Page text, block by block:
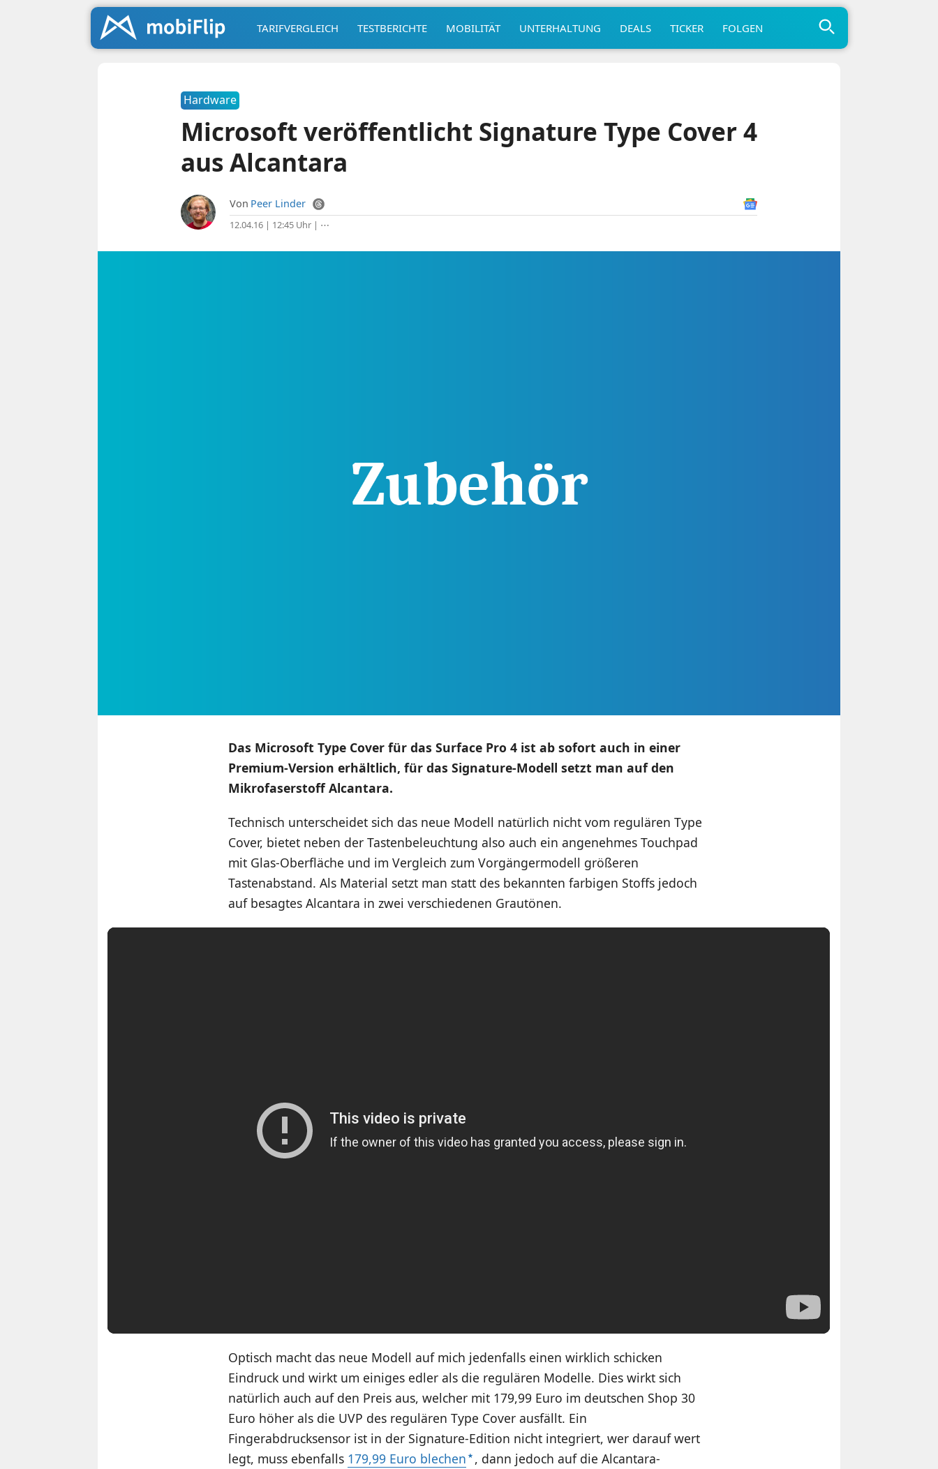
TARIFVERGLEICH TESTBERICHTE MOBILITÄT UNTERHALTUNG DEALS TICKER FOLGEN
Hardware
Microsoft veröffentlicht Signature Type Cover 4
aus Alcantara
Von Peer Linder
12.04.16 | 12:45 Uhr| ⋯
Das Microsoft Type Cover für das Surface Pro 4 ist ab sofort auch in einer
Premium-Version erhältlich, für das Signature-Modell setzt man auf den
Mikrofaserstoff Alcantara.
Technisch unterscheidet sich das neue Modell natürlich nicht vom regulären Type
Cover, bietet neben der Tastenbeleuchtung also auch ein angenehmes Touchpad
mit Glas-Oberfläche und im Vergleich zum Vorgängermodell größeren
Tastenabstand. Als Material setzt man statt des bekannten farbigen Stoffs jedoch
auf besagtes Alcantara in zwei verschiedenen Grautönen.
Optisch macht das neue Modell auf mich jedenfalls einen wirklich schicken
Eindruck und wirkt um einiges edler als die regulären Modelle. Dies wirkt sich
natürlich auch auf den Preis aus, welcher mit 179,99 Euro im deutschen Shop 30
Euro höher als die UVP des regulären Type Cover ausfällt. Ein
Fingerabdrucksensor ist in der Signature-Edition nicht integriert, wer darauf wert
legt, muss ebenfalls 179,99 Euro blechen , dann jedoch auf die Alcantara-